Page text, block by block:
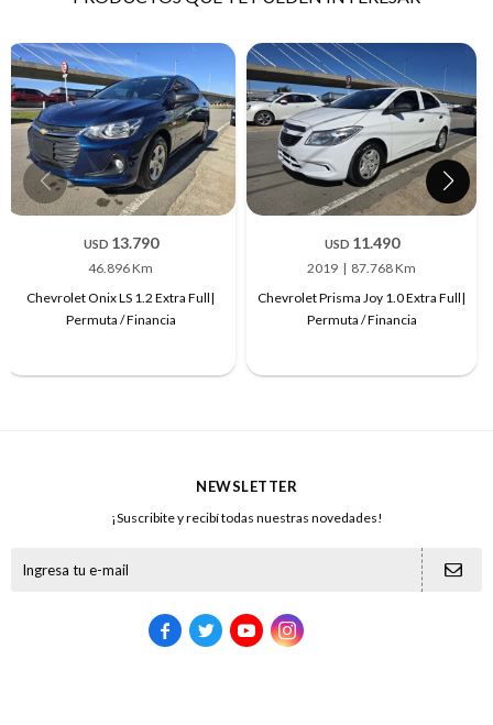
USD 13.790
46.896 Km
Chevrolet Onix LS 1.2 Extra Full|
Permuta / Financia
USD 11.490
2019
87.768 Km
Chevrolet Prisma Joy 1.0 Extra Full|
Permuta / Financia
NEWSLETTER
¡Suscribite y recibí todas nuestras novedades!
   